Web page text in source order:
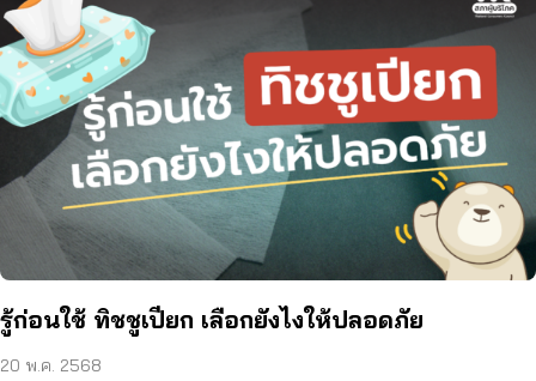
รู้ก่อนใช้ ทิชชูเปียก เลือกยังไงให้ปลอดภัย
20 พ.ค. 2568